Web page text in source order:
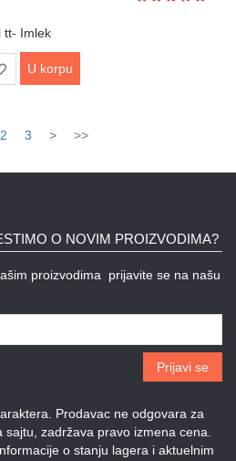
tt- Imlek
U korpu
2 3 > >>
O NOVIM PROIZVODIMA?
proizvodima prijavite se na našu
Prijavi se
Prodavac ne odgovara za
sajtu, zadržava pravo izmena cena.
o stanju lagera i aktuelnim